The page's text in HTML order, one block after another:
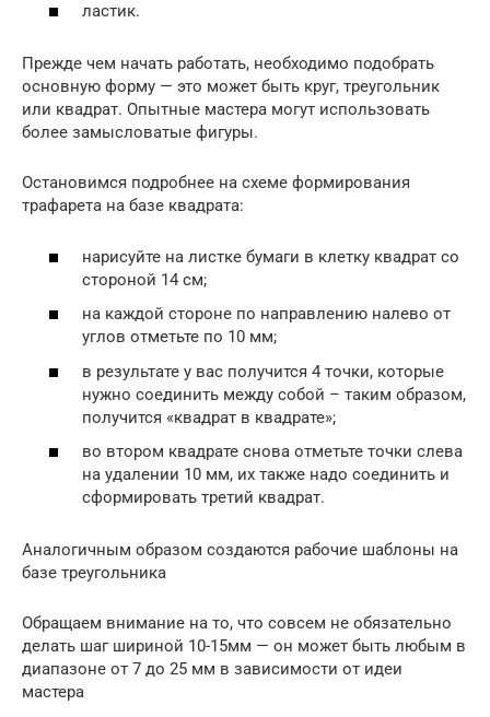
ластик.
Прежде чем начать работать, необходимо подобрать
основную форму — это может быть круг, треугольник
или квадрат. Опытные мастера могут использовать
более замысловатые фигуры.
Остановимся подробнее на схеме формирования
трафарета на базе квадрата:
нарисуйте на листке бумаги в клетку квадрат со
стороной 14 см;
на каждой стороне по направлению налево от
углов отметьте по 10 мм;
в результате у вас получится 4 точки, которые
нужно соединить между собой – таким образом,
получится «квадрат в квадрате»;
во втором квадрате снова отметьте точки слева
на удалении 10 мм, их также надо соединить и
сформировать третий квадрат.
Аналогичным образом создаются рабочие шаблоны на
базе треугольника
Обращаем внимание на то, что совсем не обязательно
делать шаг шириной 10-15мм — он может быть любым в
диапазоне от 7 до 25 мм в зависимости от идеи
мастера